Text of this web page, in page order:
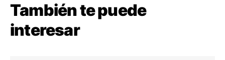
También te puede
interesar